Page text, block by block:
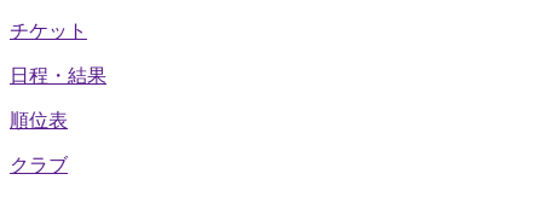
チケット
日程・結果
順位表
クラブ